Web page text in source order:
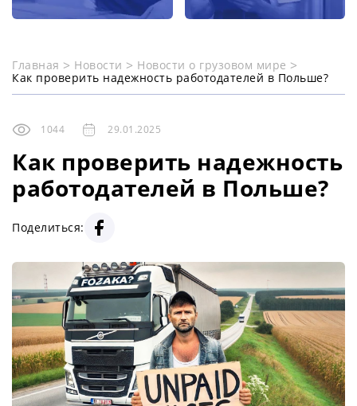
Главная Новости
Новости о грузовом мире
Как проверить надежность работодателей в Польше?
1044 29.01.2025
Как проверить надежность
работодателей в Польше?
Поделиться: